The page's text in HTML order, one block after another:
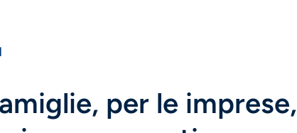
per le imprese,